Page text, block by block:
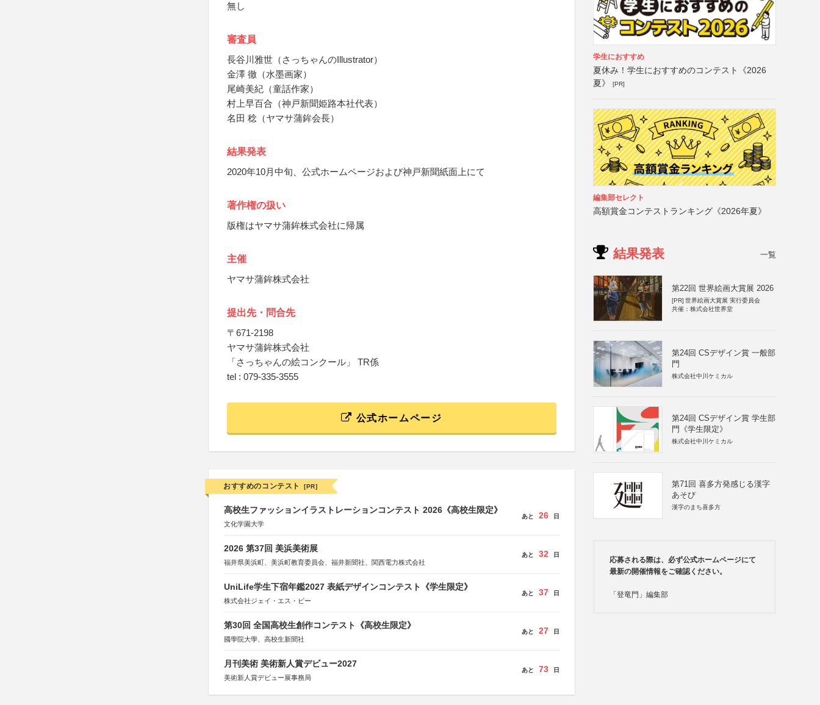
無し
審査員
長谷川雅世（さっちゃんのIllustrator）
金澤 徹（水墨画家）
尾崎美紀（童話作家）
村上早百合（神戸新聞姫路本社代表）
名田 稔（ヤマサ蒲鉾会長）
結果発表
2020年10月中旬、公式ホームページおよび神戸新聞紙面上にて
著作権の扱い
版権はヤマサ蒲鉾株式会社に帰属
主催
ヤマサ蒲鉾株式会社
提出先・問合先
〒671-2198
ヤマサ蒲鉾株式会社
「さっちゃんの絵コンクール」 TR係
tel : 079-335-3555
公式ホームページ
おすすめのコンテスト [PR]
高校生ファッションイラストレーションコンテスト 2026《高校生限定》
文化学園大学
あと 26 日
2026 第37回 美浜美術展
福井県美浜町、美浜町教育委員会、福井新聞社、関西電力株式会社
あと 32 日
UniLife学生下宿年鑑2027 表紙デザインコンテスト《学生限定》
株式会社ジェイ・エス・ビー
あと 37 日
第30回 全国高校生創作コンテスト《高校生限定》
國學院大學、高校生新聞社
あと 27 日
月刊美術 美術新人賞デビュー2027
美術新人賞デビュー展事務局
あと 73 日
学生におすすめ
夏休み！学生におすすめのコンテスト《2026
夏》
[PR]
編集部セレクト
高額賞金コンテストランキング《2026年夏》
結果発表 一覧
第22回 世界絵画大賞展 2026
[PR] 世界絵画大賞展 実行委員会
共催：株式会社世界堂
第24回 CSデザイン賞 一般部
門
株式会社中川ケミカル
第24回 CSデザイン賞 学生部
門《学生限定》
株式会社中川ケミカル
第71回 喜多方発感じる漢字
あそび
漢字のまち喜多方
応募される際は、必ず公式ホームページにて
最新の開催情報をご確認ください。
「登竜門」編集部